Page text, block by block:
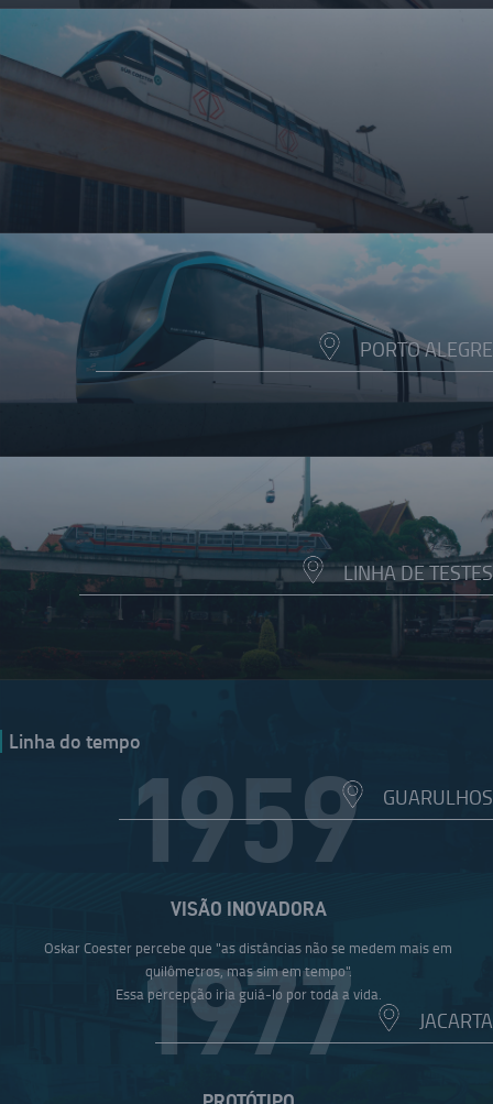
PORTO ALEGRE
LINHA DE TESTES
GUARULHOS
JACARTA
Linha do tempo
1959
VISÃO INOVADORA
Oskar Coester percebe que "as distâncias não se medem mais em
quilômetros, mas sim em tempo".
Essa percepção iria guiá-lo por toda a vida.
1977